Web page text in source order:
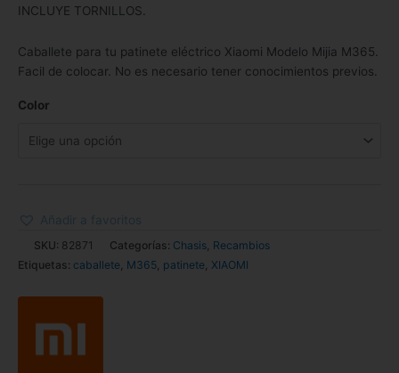
INCLUYE TORNILLOS.
Caballete para tu patinete eléctrico Xiaomi Modelo Mijia M365.
Facil de colocar. No es necesario tener conocimientos previos.
Color
Añadir a favoritos
SKU: 82871 Categorías: Chasis, Recambios
Etiquetas: caballete, M365, patinete, XIAOMI